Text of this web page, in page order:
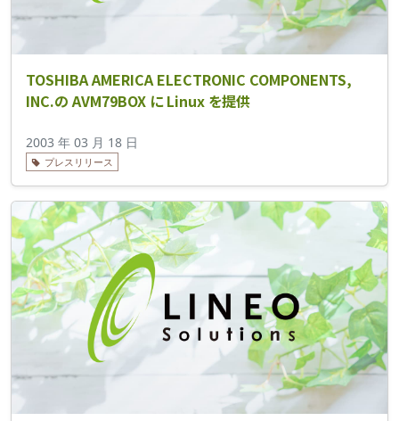
TOSHIBA AMERICA ELECTRONIC COMPONENTS,
INC.の AVM79BOX に Linux を提供
2003 年 03 月 18 日
プレスリリース